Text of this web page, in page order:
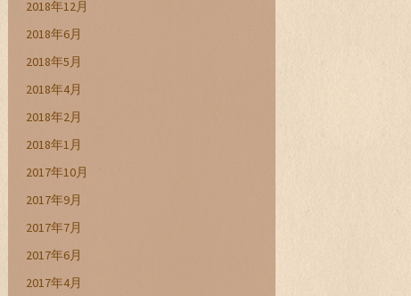
2018年12月
2018年6月
2018年5月
2018年4月
2018年2月
2018年1月
2017年10月
2017年9月
2017年7月
2017年6月
2017年4月